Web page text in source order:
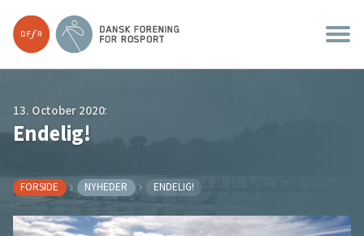
13. October 2020:
Endelig!
FORSIDE NYHEDER ENDELIG!